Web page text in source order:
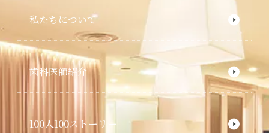
私たちについて
歯科医師紹介
100人100ストーリー